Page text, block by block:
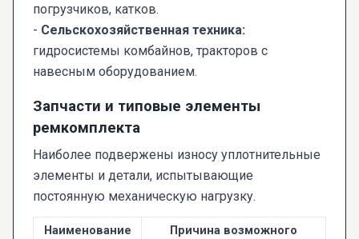
погрузчиков, катков.
- Сельскохозяйственная техника:
гидросистемы комбайнов, тракторов с
навесным оборудованием.
Запчасти и типовые элементы
ремкомплекта
Наиболее подвержены износу уплотнительные
элементы и детали, испытывающие
постоянную механическую нагрузку.
Наименование
Причина возможного